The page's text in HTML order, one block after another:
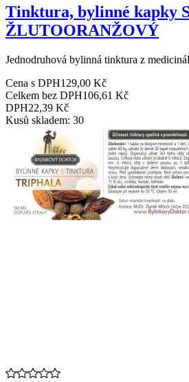
Tinktura, bylinné kapky
ŽLUTOORANŽOVÝ
Jednodruhová bylinná tinktura z
Cena s DPH129,00 Kč
Celkem bez DPH106,61 Kč
DPH22,39 Kč
Kusů skladem: 30